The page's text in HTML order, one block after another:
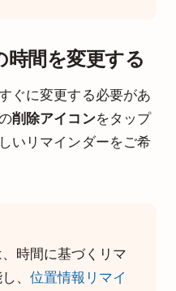
間を変更する
ぐに変更する必要があ
削除アイコンをタップ
いリマインダーをご希
時間に基づくリマ
、 位置情報リマイ